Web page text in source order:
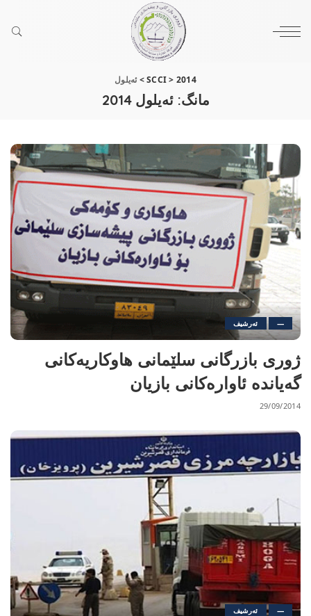
SCCI> 2014
> ئه‌یلول
مانگ:ئه‌یلول 2014
— ئەرشیف
ژورى بازرگانى سلێمانى هاوکاریەکانى
گەیاندە ئاوارەکانى بازیان
29/09/2014
— ئەرشیف